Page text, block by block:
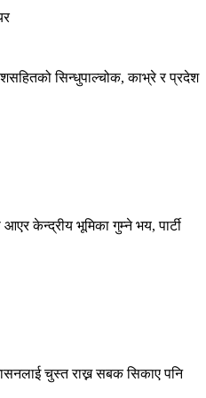
सिन्धुपाल्चोक, काभ्रे र प्रदेश
केन्द्रीय भूमिका गुम्ने भय, पार्टी
चुस्त राख्न सबक सिकाए पनि